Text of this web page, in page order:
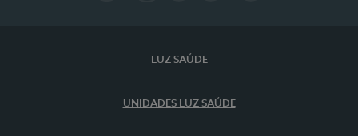
LUZ SAÚDE
UNIDADES LUZ SAÚDE